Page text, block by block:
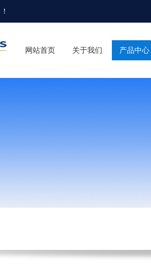
！
网站首页 关于我们 产品中心